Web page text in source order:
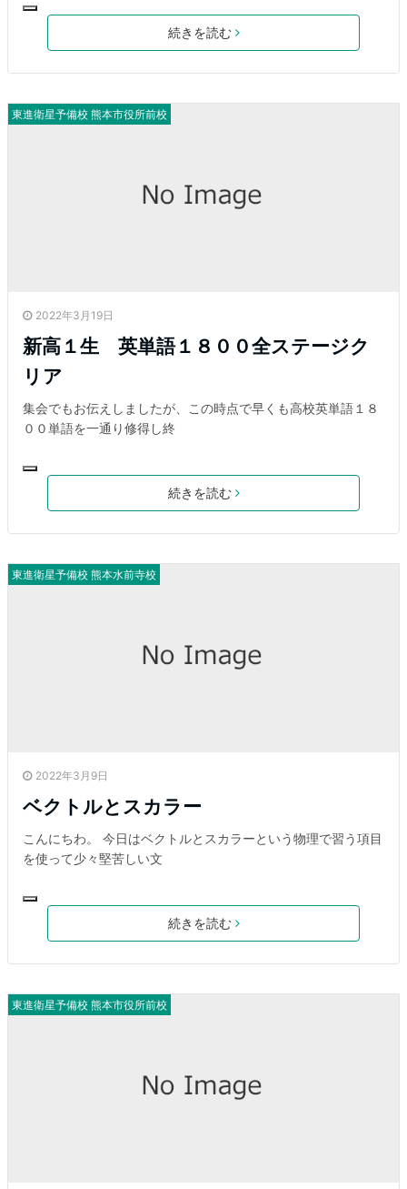
続きを読む
東進衛星予備校 熊本市役所前校
2022年3月19日
新高１生 英単語１８００全ステージク
リア
集会でもお伝えしましたが、この時点で早くも高校英単語１８
００単語を一通り修得し終
続きを読む
東進衛星予備校 熊本水前寺校
2022年3月9日
ベクトルとスカラー
こんにちわ。 今日はベクトルとスカラーという物理で習う項目
を使って少々堅苦しい文
続きを読む
東進衛星予備校 熊本市役所前校